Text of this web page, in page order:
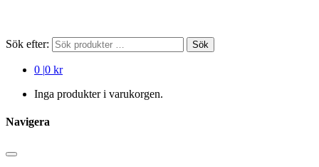
Sök efter: Sök
0 |0 kr
Inga produkter i varukorgen.
Navigera